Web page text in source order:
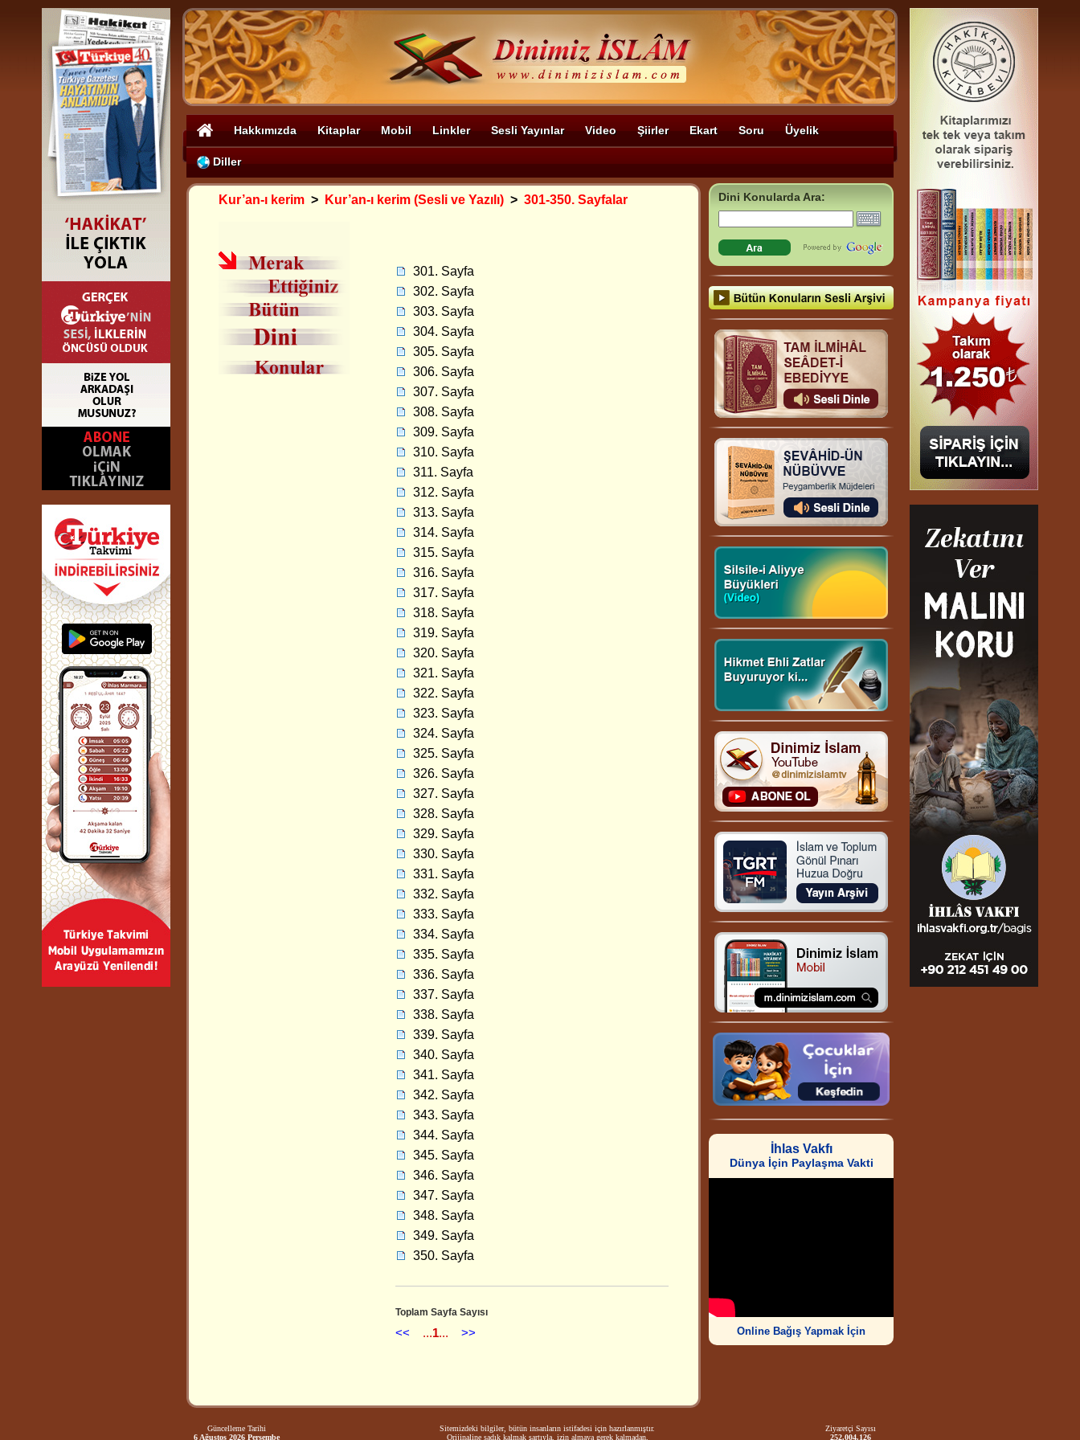
Hakkımızda Kitaplar Mobil Linkler Sesli Yayınlar Video Şiirler Ekart Soru Üyelik
Diller
Kur’an-ı kerim > Kur’an-ı kerim (Sesli ve Yazılı) > 301-350. Sayfalar
301. Sayfa
302. Sayfa
303. Sayfa
304. Sayfa
305. Sayfa
306. Sayfa
307. Sayfa
308. Sayfa
309. Sayfa
310. Sayfa
311. Sayfa
312. Sayfa
313. Sayfa
314. Sayfa
315. Sayfa
316. Sayfa
317. Sayfa
318. Sayfa
319. Sayfa
320. Sayfa
321. Sayfa
322. Sayfa
323. Sayfa
324. Sayfa
325. Sayfa
326. Sayfa
327. Sayfa
328. Sayfa
329. Sayfa
330. Sayfa
331. Sayfa
332. Sayfa
333. Sayfa
334. Sayfa
335. Sayfa
336. Sayfa
337. Sayfa
338. Sayfa
339. Sayfa
340. Sayfa
341. Sayfa
342. Sayfa
343. Sayfa
344. Sayfa
345. Sayfa
346. Sayfa
347. Sayfa
348. Sayfa
349. Sayfa
350. Sayfa
Toplam Sayfa Sayısı
<< ...1... >>
Dini Konularda Ara:
İhlas Vakfı
Dünya İçin Paylaşma Vakti
Online Bağış Yapmak İçin
Güncelleme Tarihi
6 Ağustos 2026 Perşembe
Sitemizdeki bilgiler, bütün insanların istifadesi için hazırlanmıştır.
Orijinaline sadık kalmak şartıyla, izin almaya gerek kalmadan,
Ziyaretçi Sayısı
252.004.126